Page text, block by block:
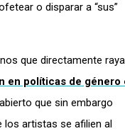
o disparar a “sus”
que directamente
en políticas de género
que sin embargo
los artistas se afilien al